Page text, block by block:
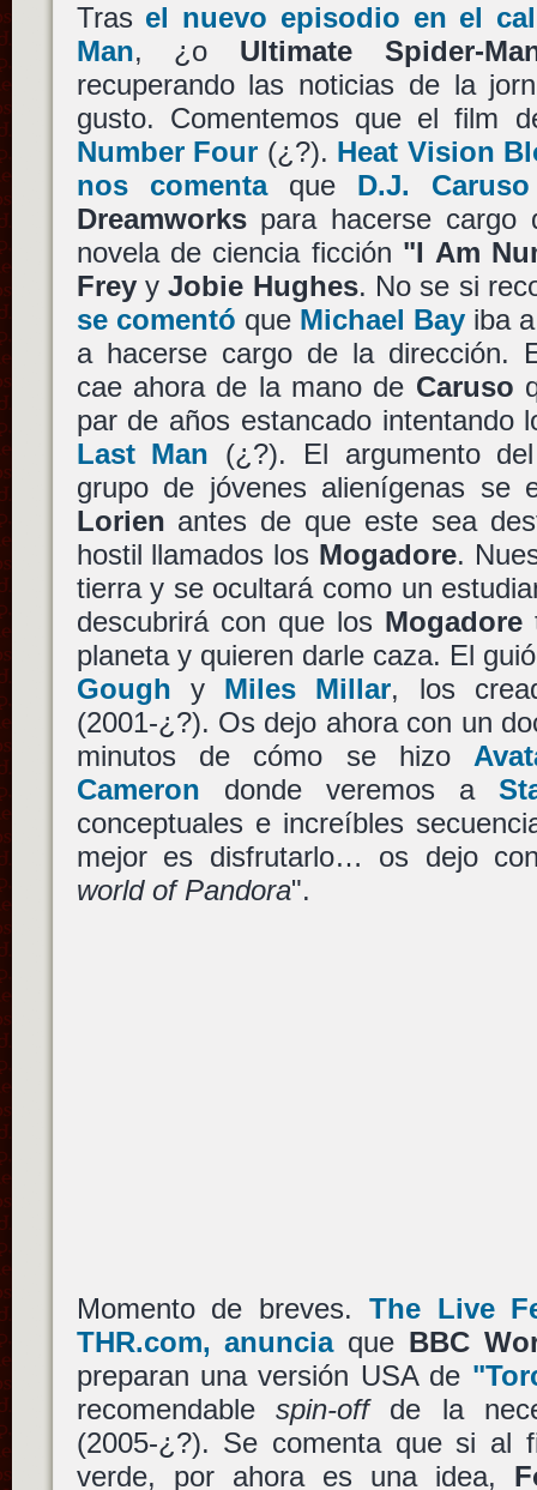
Tras el nuevo episodio en el
Man, ¿o Ultimate Spider-
recuperando las noticias de la
gusto. Comentemos que el film
Number Four (¿?). Heat Vision
nos comentaque D.J. Caruso
Dreamworkspara hacerse cargo
novela de ciencia ficción "I Am
FreyyJobie Hughes. No se si
se comentó que Michael Bayiba a
a hacerse cargo de la dirección.
cae ahora de la mano de Caruso
par de años estancado intentando
Last Man (¿?). El argumento
grupo de jóvenes alienígenas se
Lorien antes de que este sea
hostil llamados los Mogadore.
tierra y se ocultará como un
descubrirá con que los Mogadore
planeta y quieren darle caza. El
Gough y Miles Millar, los
(2001-¿?). Os dejo ahora con un
minutos de cómo se hizo
Cameron donde veremos a
conceptuales e increíbles
mejor es disfrutarlo… os dejo
world of Pandora".
Momento de breves. The Live
THR.com, anunciaque BBC
preparan una versión USA de
recomendable spin-offde la
(2005-¿?). Se comenta que si al
verde, por ahora es una idea,